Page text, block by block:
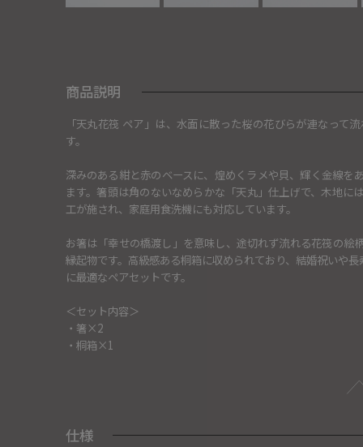
商品説明
「天丸花筏 ペア」は、水面に散った桜の花びらが連なっ
す。
深みのある紺と赤のベースに、煌めくラメや貝、輝く金線
ます。箸頭は角のないなめらかな「天丸」仕上げで、木地
工が施され、家庭用食洗機にも対応しています。
お箸は「幸せの橋渡し」を意味し、途切れず流れる花筏の
縁起物です。高級感ある桐箱に収められており、結婚祝いや
に最適なペアセットです。
＜セット内容＞
・箸×2
・桐箱×1
仕様